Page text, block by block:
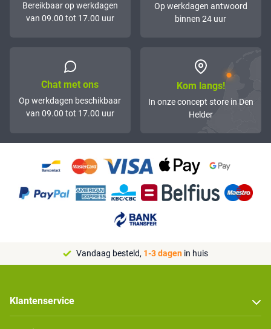
Bereikbaar op werkdagen
van 09.00 tot 17.00 uur
Op werkdagen antwoord
binnen 24 uur
Chat met ons
Op werkdagen beschikbaar
van 09.00 tot 17.00 uur
Kom langs!
In onze concept store in Den
Helder
Vandaag besteld, 1-3 dagen in huis
Klantenservice